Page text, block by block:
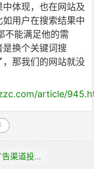
体现，也在网站及
用户在搜索结果中
不能满足他的需
换个关键词搜
那我们的网站就没
article/
上一篇：深度分析：千万级信息流广告渠道投放的方法论！